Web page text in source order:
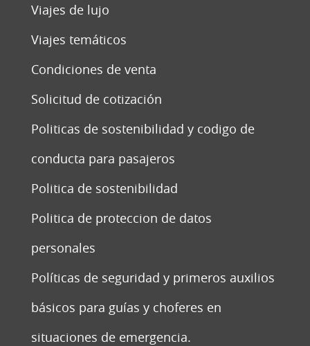
Viajes de lujo
Viajes temáticos
Condiciones de venta
Solicitud de cotización
Politicas de sostenibilidad y codigo de
conducta para pasajeros
Politica de sostenibilidad
Politica de proteccion de datos
personales
Políticas de seguridad y primeros auxilios
básicos para guías y choferes en
situaciones de emergencia.